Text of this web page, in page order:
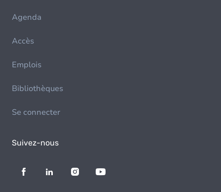
Agenda
Accès
Emplois
Bibliothèques
Se connecter
Suivez-nous